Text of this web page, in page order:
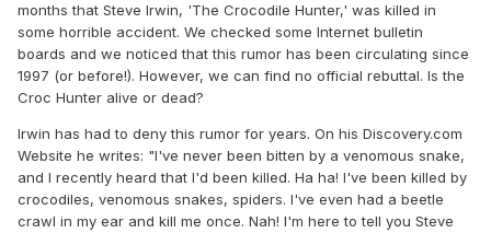
months that Steve Irwin, 'The Crocodile Hunter,' was killed in
some horrible accident. We checked some Internet bulletin
boards and we noticed that this rumor has been circulating since
1997 (or before!). However, we can find no official rebuttal. Is the
Croc Hunter alive or dead?
Irwin has had to deny this rumor for years. On his Discovery.com
Website he writes: "I've never been bitten by a venomous snake,
and I recently heard that I'd been killed. Ha ha! I've been killed by
crocodiles, venomous snakes, spiders. I've even had a beetle
crawl in my ear and kill me once. Nah! I'm here to tell you Steve